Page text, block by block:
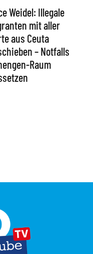
Weidel: Illegale
mit aller
aus Ceuta
– Notfalls
Raum